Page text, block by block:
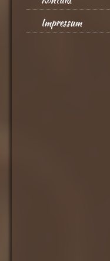
Impressum